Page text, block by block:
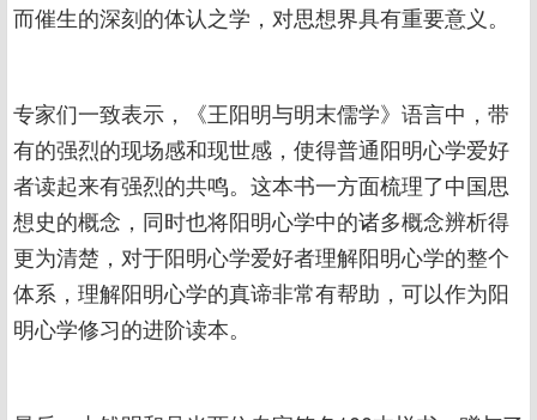
而催生的深刻的体认之学，对思想界具有重要意义。
专家们一致表示，《王阳明与明末儒学》语言中，带
有的强烈的现场感和现世感，使得普通阳明心学爱好
者读起来有强烈的共鸣。这本书一方面梳理了中国思
想史的概念，同时也将阳明心学中的诸多概念辨析得
更为清楚，对于阳明心学爱好者理解阳明心学的整个
体系，理解阳明心学的真谛非常有帮助，可以作为阳
明心学修习的进阶读本。